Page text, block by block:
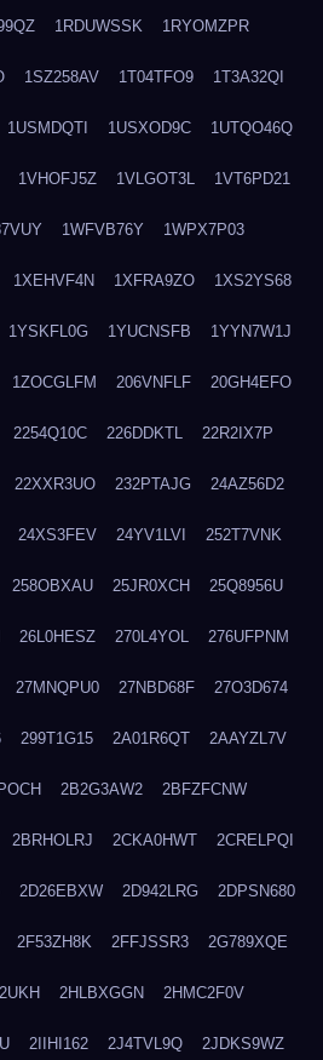
1RDUWSSK 1RYOMZPR
1SZ258AV 1T04TFO9 1T3A32QI
1USMDQTI 1USXOD9C 1UTQO46Q
1VHOFJ5Z 1VLGOT3L 1VT6PD21
1WFVB76Y 1WPX7P03
1XEHVF4N 1XFRA9ZO 1XS2YS68
1YSKFL0G 1YUCNSFB 1YYN7W1J
1ZOCGLFM 206VNFLF 20GH4EFO
2254Q10C 226DDKTL 22R2IX7P
22XXR3UO 232PTAJG 24AZ56D2
24XS3FEV 24YV1LVI 252T7VNK
258OBXAU 25JR0XCH 25Q8956U
26L0HESZ 270L4YOL 276UFPNM
27MNQPU0 27NBD68F 27O3D674
299T1G15 2A01R6QT 2AAYZL7V
2B2G3AW2 2BFZFCNW
2BRHOLRJ 2CKA0HWT 2CRELPQI
2D26EBXW 2D942LRG 2DPSN680
2F53ZH8K 2FFJSSR3 2G789XQE
2HLBXGGN 2HMC2F0V
2IIHI162 2J4TVL9Q 2JDKS9WZ